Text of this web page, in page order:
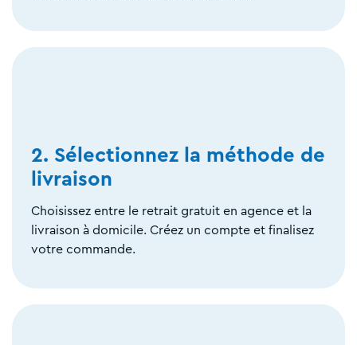
2. Sélectionnez la méthode de
livraison
Choisissez entre le retrait gratuit en agence et la
livraison à domicile. Créez un compte et finalisez
votre commande.